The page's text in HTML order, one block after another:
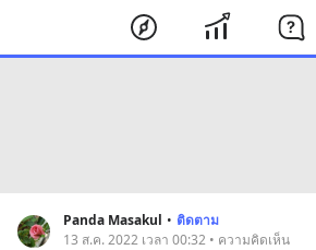
Panda Masakul • ติดตาม
13 ส.ค. 2022 เวลา 00:32 • ความคิดเห็น